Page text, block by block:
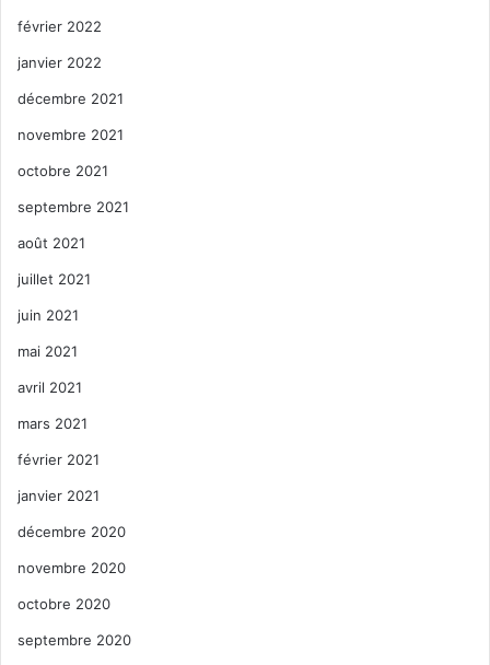
février 2022
janvier 2022
décembre 2021
novembre 2021
octobre 2021
septembre 2021
août 2021
juillet 2021
juin 2021
mai 2021
avril 2021
mars 2021
février 2021
janvier 2021
décembre 2020
novembre 2020
octobre 2020
septembre 2020